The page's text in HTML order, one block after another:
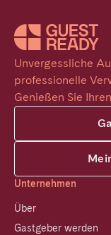
Unvergessliche
professionelle
Genießen Sie
Unternehmen
Über
Gastgeber werden